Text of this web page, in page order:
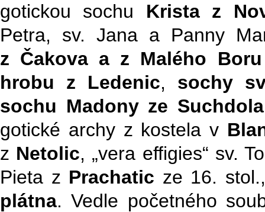
gotickou sochu Krista z
Petra, sv. Jana a Panny
z Čakova a z Malého
hrobu z Ledenic, sochy
sochu Madony ze
gotické archy z kostela v
z Netolic, „vera effigies“ sv.
Pieta z Prachatic ze 16.
plátna. Vedle početného